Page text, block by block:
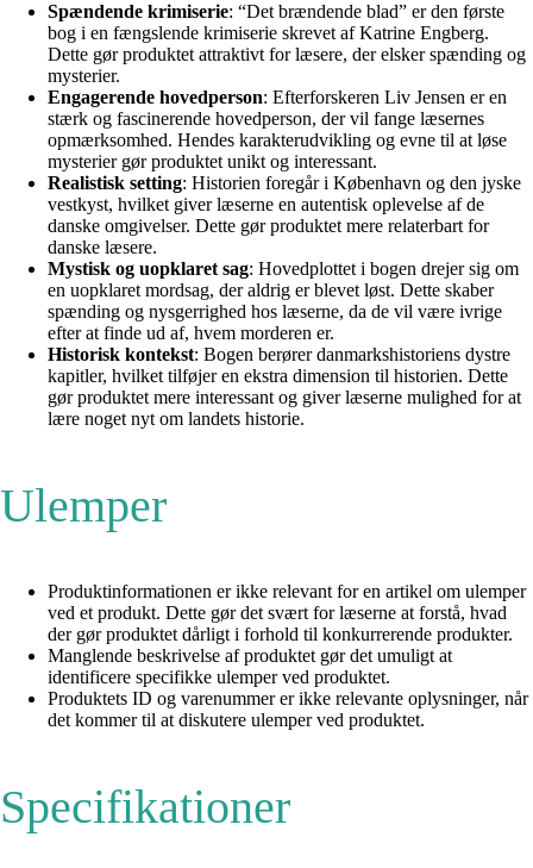
Spændende krimiserie: “Det brændende blad” er den første
bog i en fængslende krimiserie skrevet af Katrine Engberg.
Dette gør produktet attraktivt for læsere, der elsker spænding og
mysterier.
Engagerende hovedperson: Efterforskeren Liv Jensen er en
stærk og fascinerende hovedperson, der vil fange læsernes
opmærksomhed. Hendes karakterudvikling og evne til at løse
mysterier gør produktet unikt og interessant.
Realistisk setting: Historien foregår i København og den jyske
vestkyst, hvilket giver læserne en autentisk oplevelse af de
danske omgivelser. Dette gør produktet mere relaterbart for
danske læsere.
Mystisk og uopklaret sag: Hovedplottet i bogen drejer sig om
en uopklaret mordsag, der aldrig er blevet løst. Dette skaber
spænding og nysgerrighed hos læserne, da de vil være ivrige
efter at finde ud af, hvem morderen er.
Historisk kontekst: Bogen berører danmarkshistoriens dystre
kapitler, hvilket tilføjer en ekstra dimension til historien. Dette
gør produktet mere interessant og giver læserne mulighed for at
lære noget nyt om landets historie.
Ulemper
Produktinformationen er ikke relevant for en artikel om ulemper
ved et produkt. Dette gør det svært for læserne at forstå, hvad
der gør produktet dårligt i forhold til konkurrerende produkter.
Manglende beskrivelse af produktet gør det umuligt at
identificere specifikke ulemper ved produktet.
Produktets ID og varenummer er ikke relevante oplysninger, når
det kommer til at diskutere ulemper ved produktet.
Specifikationer